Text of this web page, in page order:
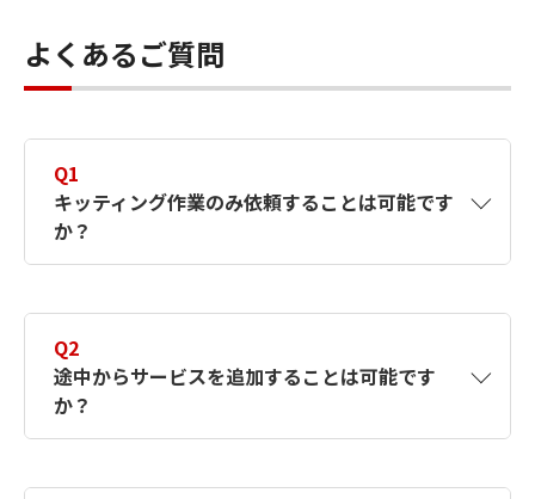
よくあるご質問
Q1
キッティング作業のみ依頼することは可能です
か？
Q2
途中からサービスを追加することは可能です
か？